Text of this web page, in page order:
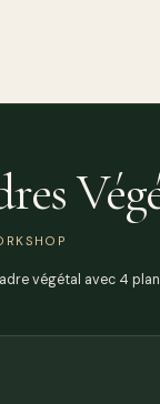
végétal avec 4